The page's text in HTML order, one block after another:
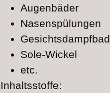
Augenbäder
Nasenspülungen
Gesichtsdampfbad
Sole-Wickel
etc.
Inhaltsstoffe: